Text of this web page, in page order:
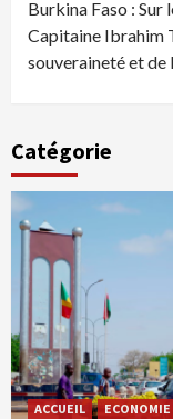
Burkina Faso : Sur
Capitaine Ibrahim
souveraineté et de
Catégorie
ACCUEIL ECONOMIE